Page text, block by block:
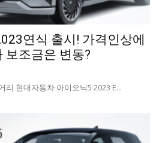
연식 출시! 가격인상에
보조금은 변동?
리 현대자동차 아이오닉5 2023 E...